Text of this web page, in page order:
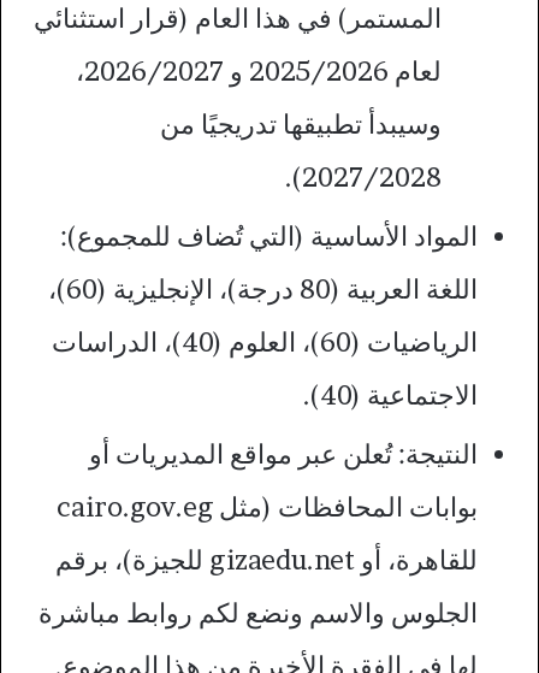
المستمر) في هذا العام (قرار استثنائي
لعام 2025/2026 و 2026/2027،
وسيبدأ تطبيقها تدريجيًا من
2027/2028).
المواد الأساسية (التي تُضاف للمجموع):
اللغة العربية (80 درجة)، الإنجليزية (60)،
الرياضيات (60)، العلوم (40)، الدراسات
الاجتماعية (40).
النتيجة: تُعلن عبر مواقع المديريات أو
بوابات المحافظات (مثل cairo.gov.eg
للقاهرة، أو gizaedu.net للجيزة)، برقم
الجلوس والاسم ونضع لكم روابط مباشرة
لها في الفقرة الأخيرة من هذا الموضوع.